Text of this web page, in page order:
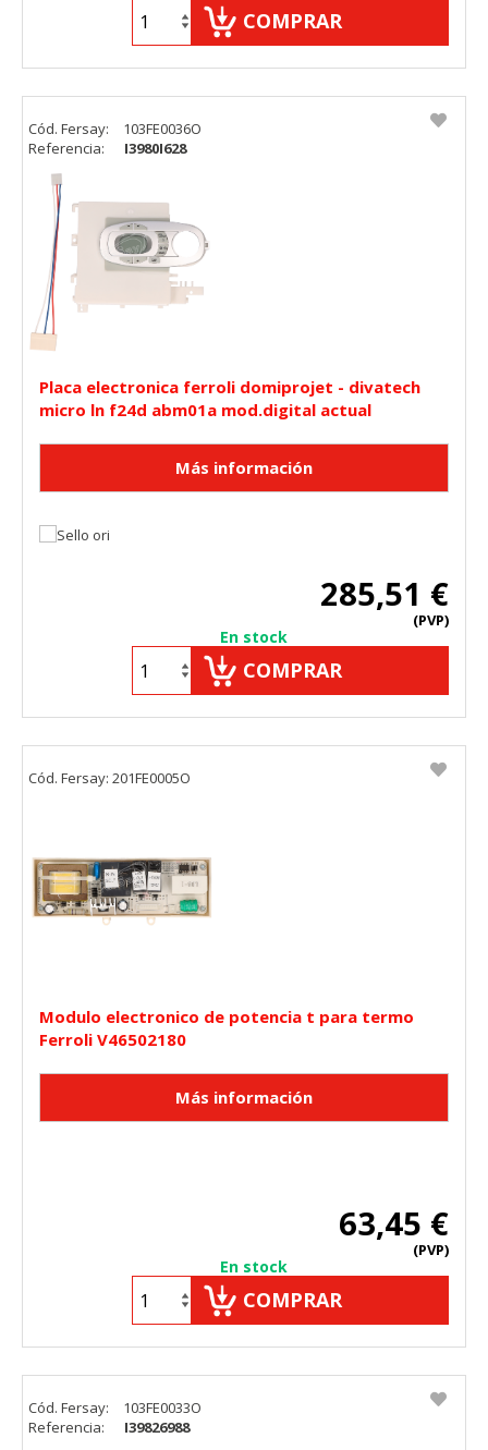
COMPRAR
Placa electronica ferroli domiprojet - divatech
micro ln f24d abm01a mod.digital actual
285,51 €
(PVP)
En stock
COMPRAR
Cód. Fersay:
103FE0036O
Referencia:
I3980I628
Modulo electronico de potencia t para termo
Ferroli V46502180
63,45 €
(PVP)
En stock
COMPRAR
Cód. Fersay: 201FE0005O
Cód. Fersay:
103FE0033O
Referencia:
I39826988